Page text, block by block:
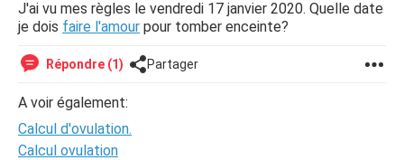
J'ai vu mes règles le vendredi 17 janvier 2020. Quelle date
je dois faire l'amour pour tomber enceinte?
Répondre (1) Partager
A voir également:
Calcul d'ovulation.
Calcul ovulation